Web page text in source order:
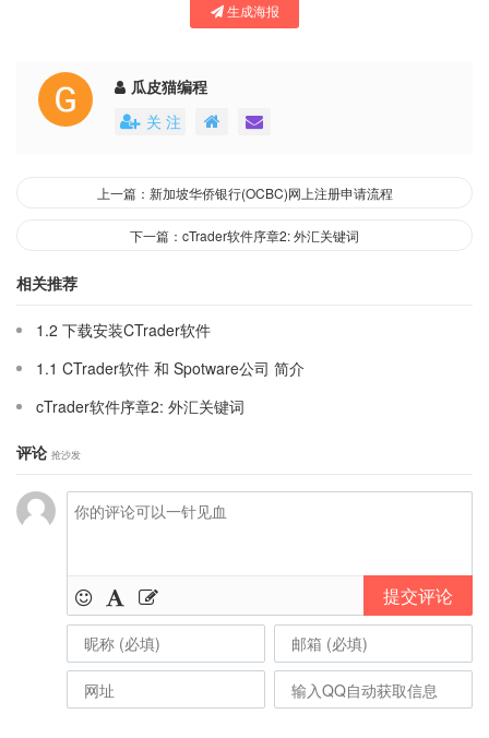
生成海报
瓜皮猫编程
关 注
上一篇：新加坡华侨银行(OCBC)网上注册申请流程
下一篇：cTrader软件序章2: 外汇关键词
相关推荐
1.2 下载安装CTrader软件
1.1 CTrader软件 和 Spotware公司 简介
cTrader软件序章2: 外汇关键词
评论 抢沙发
提交评论